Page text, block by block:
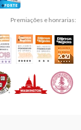
Premiações e honrarias: